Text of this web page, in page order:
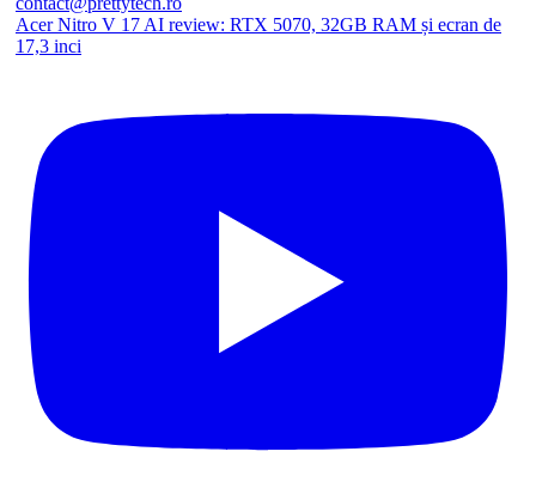
Acer Nitro V 17 AI review: RTX 5070, 32GB RAM și ecran de
17,3 inci